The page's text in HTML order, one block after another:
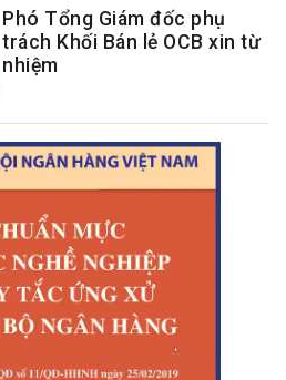
Phó Tổng Giám đốc phụ
trách Khối Bán lẻ OCB xin từ
nhiệm